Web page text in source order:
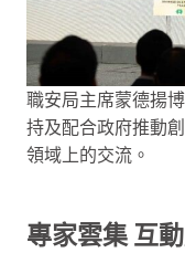
職安局主席蒙德揚
持及配合政府推動
領域上的交流。
專家雲集 互